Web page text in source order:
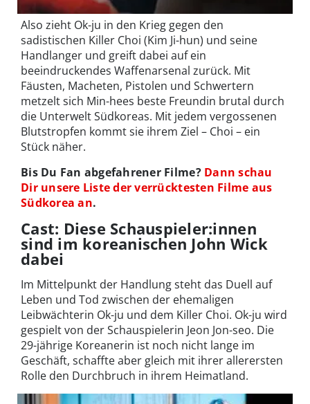
Also zieht Ok-ju in den Krieg gegen den
sadistischen Killer Choi (Kim Ji-hun) und seine
Handlanger und greift dabei auf ein
beeindruckendes Waffenarsenal zurück. Mit
Fäusten, Macheten, Pistolen und Schwertern
metzelt sich Min-hees beste Freundin brutal durch
die Unterwelt Südkoreas. Mit jedem vergossenen
Blutstropfen kommt sie ihrem Ziel – Choi – ein
Stück näher.
Bis Du Fan abgefahrener Filme? Dann schau
Dir unsere Liste der verrücktesten Filme aus
Südkorea an.
Cast: Diese Schauspieler:innen
sind im koreanischen John Wick
dabei
Im Mittelpunkt der Handlung steht das Duell auf
Leben und Tod zwischen der ehemaligen
Leibwächterin Ok-ju und dem Killer Choi. Ok-ju wird
gespielt von der Schauspielerin Jeon Jon-seo. Die
29-jährige Koreanerin ist noch nicht lange im
Geschäft, schaffte aber gleich mit ihrer allerersten
Rolle den Durchbruch in ihrem Heimatland.